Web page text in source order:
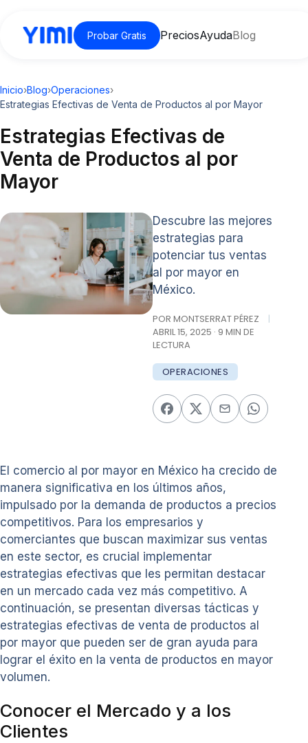
Probar Gratis PreciosAyudaBlog
Inicio›Blog›Operaciones›
Estrategias Efectivas de Venta de Productos al por Mayor
Estrategias Efectivas de
Venta de Productos al por
Mayor
Descubre las mejores
estrategias para
potenciar tus ventas
al por mayor en
México.
POR MONTSERRAT PÉREZ
|
ABRIL 15, 2025 · 9 MIN DE
LECTURA
OPERACIONES
El comercio al por mayor en México ha crecido de
manera significativa en los últimos años,
impulsado por la demanda de productos a precios
competitivos. Para los empresarios y
comerciantes que buscan maximizar sus ventas
en este sector, es crucial implementar
estrategias efectivas que les permitan destacar
en un mercado cada vez más competitivo. A
continuación, se presentan diversas tácticas y
estrategias efectivas de venta de productos al
por mayor que pueden ser de gran ayuda para
lograr el éxito en la venta de productos en mayor
volumen.
Conocer el Mercado y a los
Clientes